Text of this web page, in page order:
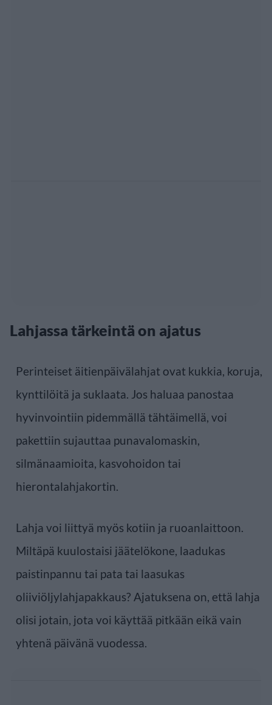
Lahjassa tärkeintä on ajatus
Perinteiset äitienpäivälahjat ovat kukkia, koruja,
kynttilöitä ja suklaata. Jos haluaa panostaa
hyvinvointiin pidemmällä tähtäimellä, voi
pakettiin sujauttaa punavalomaskin,
silmänaamioita, kasvohoidon tai
hierontalahjakortin.
Lahja voi liittyä myös kotiin ja ruoanlaittoon.
Miltäpä kuulostaisi jäätelökone, laadukas
paistinpannu tai pata tai laasukas
oliiviöljylahjapakkaus? Ajatuksena on, että lahja
olisi jotain, jota voi käyttää pitkään eikä vain
yhtenä päivänä vuodessa.